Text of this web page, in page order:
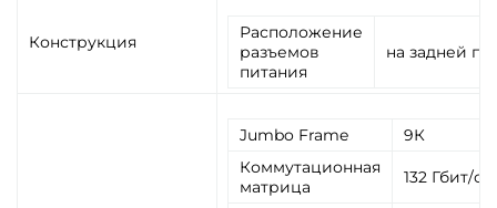
Конструкция
Расположение
разъемов
питания
на задней
Jumbo Frame
9К
Коммутационная
матрица
132 Гбит/с